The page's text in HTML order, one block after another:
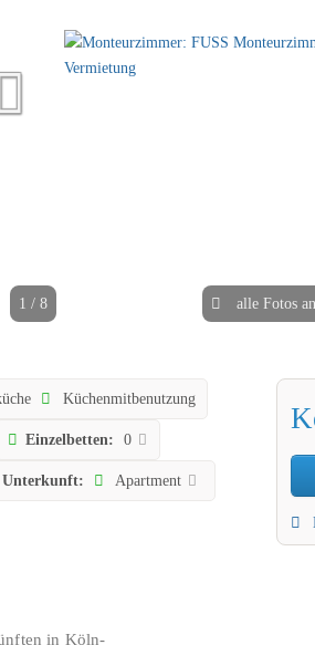
1 / 8 alle Fotos
Küchenmitbenutzung
Einzelbetten: 0
Apartment
in Köln-